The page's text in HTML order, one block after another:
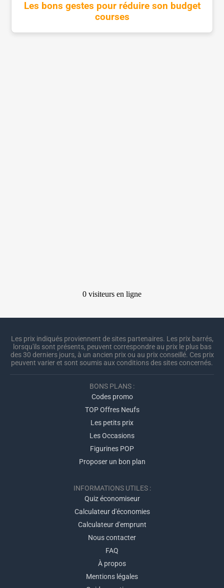
Les bons gestes pour réduire son budget
courses
Les prix indiqués proviennent de sites partenaires. Les prix barrés,
lorsqu'ils sont présents, peuvent correspondre au prix le plus bas
des 30 derniers jours, à un ancien prix ou au prix conseillé. Ces prix
peuvent varier et sont soumis aux conditions des sites concernés.
BONS PLANS :
Codes promo
TOP Offres Neufs
Les petits prix
Les Occasions
Figurines POP
Proposer un bon plan
INFORMATIONS UTILES :
Quiz économiseur
Calculateur d'économies
Calculateur d'emprunt
Nous contacter
FAQ
À propos
Mentions légales